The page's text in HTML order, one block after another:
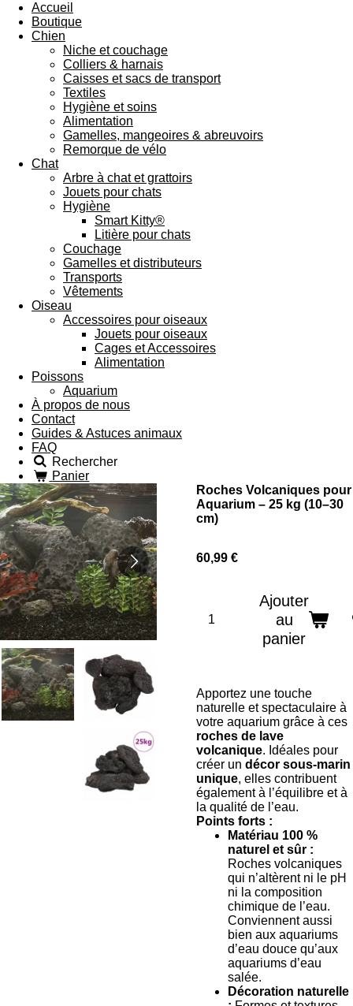
Accueil
Boutique
Chien
Niche et couchage
Colliers & harnais
Caisses et sacs de transport
Textiles
Hygiène et soins
Alimentation
Gamelles, mangeoires & abreuvoirs
Remorque de vélo
Chat
Arbre à chat et grattoirs
Jouets pour chats
Hygiène
Smart Kitty®
Litière pour chats
Couchage
Gamelles et distributeurs
Transports
Vêtements
Oiseau
Accessoires pour oiseaux
Jouets pour oiseaux
Cages et Accessoires
Alimentation
Poissons
Aquarium
À propos de nous
Contact
Guides & Astuces animaux
FAQ
Rechercher
Panier
Roches Volcaniques pour
Aquarium – 25 kg (10–30
cm)
60,99 €
Ajouter
au
panier
Apportez une touche
naturelle et spectaculaire à
votre aquarium grâce à ces
roches de lave
volcanique. Idéales pour
créer un décor sous-marin
unique, elles contribuent
également à l’équilibre et à
la qualité de l’eau.
Points forts :
Matériau 100 %
naturel et sûr :
Roches volcaniques
qui n’altèrent ni le pH
ni la composition
chimique de l’eau.
Conviennent aussi
bien aux aquariums
d’eau douce qu’aux
aquariums d’eau
salée.
Décoration naturelle